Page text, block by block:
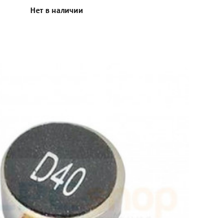
Нет в наличии